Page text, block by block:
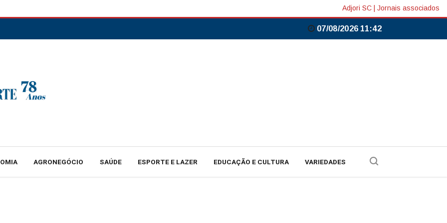
Adjori SC Jornais associados
07/08/2026 11:42
AGRONEGÓCIO SAÚDE ESPORTE E LAZER EDUCAÇÃO E CULTURA VARIEDADES